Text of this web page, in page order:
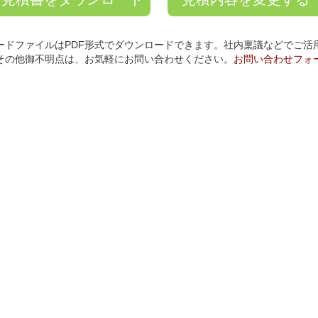
ファイルはPDF形式でダウンロードできます。社内稟議などでご活
他御不明点は、お気軽にお問い合わせください。 お問い合わせフォ